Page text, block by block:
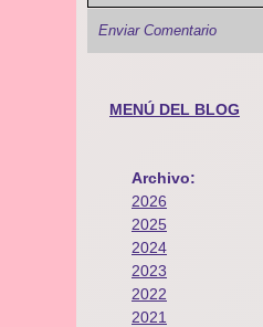
MENÚ DEL BLOG
Archivo:
2026
2025
2024
2023
2022
2021